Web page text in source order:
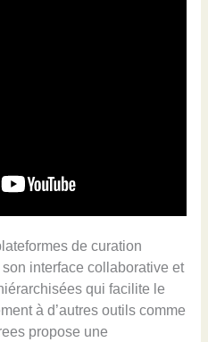
de curation
interface collaborative et
qui facilite le
à d’autres outils comme
propose une